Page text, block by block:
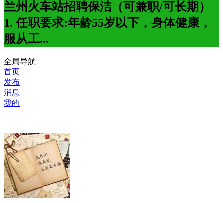
兰州火车站招聘保洁（可兼职/可长期）
1. 任职要求:年龄55岁以下，身体健康，
服从工...
全局导航
首页
发布
消息
我的